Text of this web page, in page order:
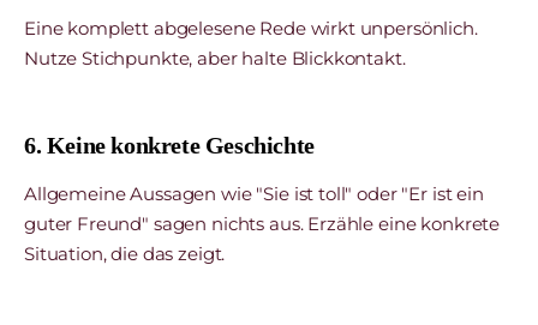
Eine komplett abgelesene Rede wirkt unpersönlich.
Nutze Stichpunkte, aber halte Blickkontakt.
6. Keine konkrete Geschichte
Allgemeine Aussagen wie "Sie ist toll" oder "Er ist ein
guter Freund" sagen nichts aus. Erzähle eine konkrete
Situation, die das zeigt.